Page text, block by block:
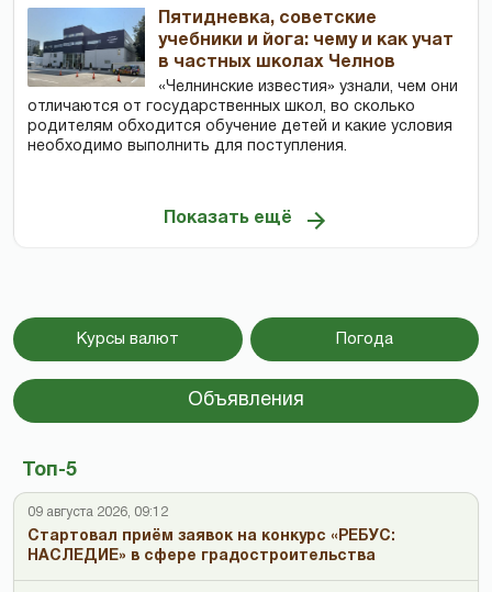
Пятидневка, советские
учебники и йога: чему и как учат
в частных школах Челнов
«Челнинские известия» узнали, чем они
отличаются от государственных школ, во сколько
родителям обходится обучение детей и какие условия
необходимо выполнить для поступления.
Показать ещё
Курсы валют Погода
Объявления
Топ-5
09 августа 2026, 09:12
Стартовал приём заявок на конкурс «РЕБУС:
НАСЛЕДИЕ» в сфере градостроительства